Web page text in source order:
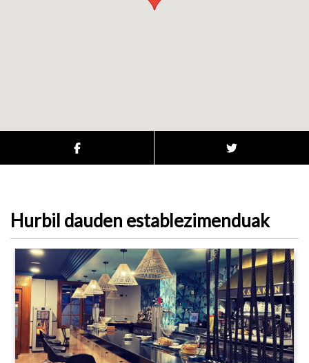
Hurbil dauden establezimenduak